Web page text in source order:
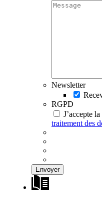
Newsletter
RGPD
J’accepte la
traitement des